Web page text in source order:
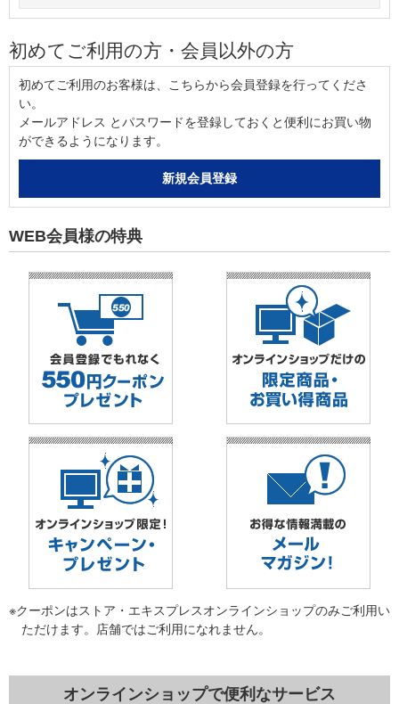
初めてご利用の方・会員以外の方
初めてご利用のお客様は、こちらから会員登録を行ってくださ
い。
メールアドレス とパスワードを登録しておくと便利にお買い物
ができるようになります。
WEB会員様の特典
※クーポンはストア・エキスプレスオンラインショップのみご利用い
ただけます。店舗ではご利用になれません。
オンラインショップで便利なサービス